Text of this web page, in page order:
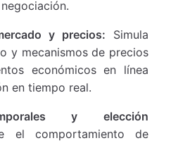
y precios: Simula
y mecanismos de precios
económicos en línea
en tiempo real.
y elección
el comportamiento de